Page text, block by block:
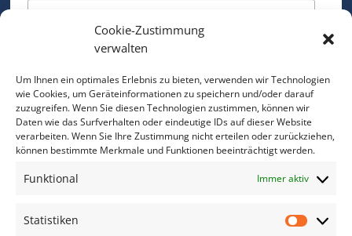
Cookie-Zustimmung
verwalten
Um Ihnen ein optimales Erlebnis zu bieten, verwenden wir Technologien
wie Cookies, um Geräteinformationen zu speichern und/oder darauf
zuzugreifen. Wenn Sie diesen Technologien zustimmen, können wir
Daten wie das Surfverhalten oder eindeutige IDs auf dieser Website
verarbeiten. Wenn Sie Ihre Zustimmung nicht erteilen oder zurückziehen,
können bestimmte Merkmale und Funktionen beeinträchtigt werden.
Funktional Immer aktiv
Statistiken
Bitte geben Sie Ihre E-Mail Adresse ein.
*